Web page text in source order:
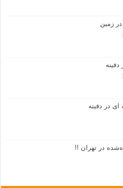
زمین
ای در دفینه
در تهران !!